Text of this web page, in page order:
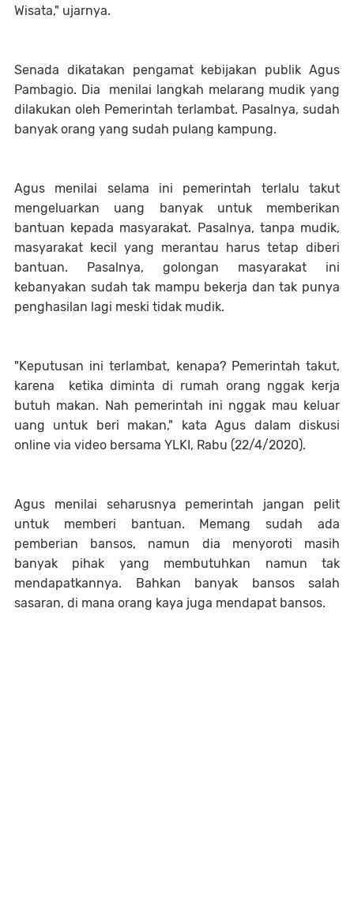
Wisata," ujarnya.
Senada dikatakan pengamat kebijakan publik Agus
Pambagio. Dia menilai langkah melarang mudik yang
dilakukan oleh Pemerintah terlambat. Pasalnya, sudah
banyak orang yang sudah pulang kampung.
Agus menilai selama ini pemerintah terlalu takut
mengeluarkan uang banyak untuk memberikan
bantuan kepada masyarakat. Pasalnya, tanpa mudik,
masyarakat kecil yang merantau harus tetap diberi
bantuan. Pasalnya, golongan masyarakat ini
kebanyakan sudah tak mampu bekerja dan tak punya
penghasilan lagi meski tidak mudik.
"Keputusan ini terlambat, kenapa? Pemerintah takut,
karena ketika diminta di rumah orang nggak kerja
butuh makan. Nah pemerintah ini nggak mau keluar
uang untuk beri makan," kata Agus dalam diskusi
online via video bersama YLKI, Rabu (22/4/2020).
Agus menilai seharusnya pemerintah jangan pelit
untuk memberi bantuan. Memang sudah ada
pemberian bansos, namun dia menyoroti masih
banyak pihak yang membutuhkan namun tak
mendapatkannya. Bahkan banyak bansos salah
sasaran, di mana orang kaya juga mendapat bansos.